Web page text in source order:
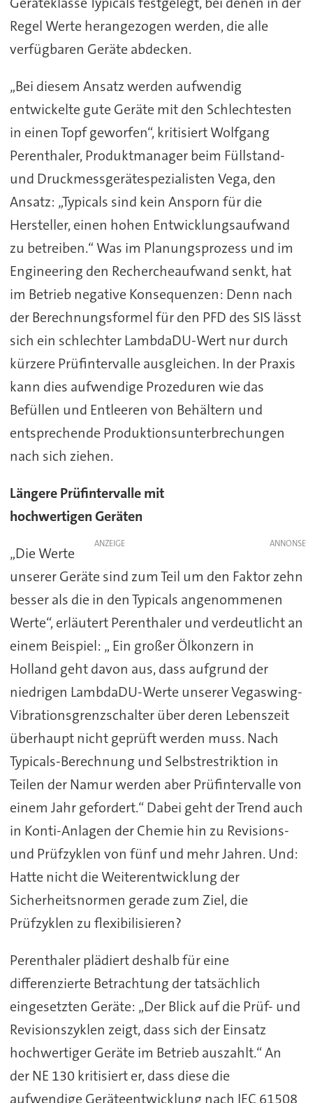
Regel Werte herangezogen werden, die alle
verfügbaren Geräte abdecken.
„Bei diesem Ansatz werden aufwendig
entwickelte gute Geräte mit den Schlechtesten
in einen Topf geworfen“, kritisiert Wolfgang
Perenthaler, Produktmanager beim Füllstand-
und Druckmessgerätespezialisten Vega, den
Ansatz: „Typicals sind kein Ansporn für die
Hersteller, einen hohen Entwicklungsaufwand
zu betreiben.“ Was im Planungsprozess und im
Engineering den Rechercheaufwand senkt, hat
im Betrieb negative Konsequenzen: Denn nach
der Berechnungsformel für den PFD des SIS lässt
sich ein schlechter LambdaDU-Wert nur durch
kürzere Prüfintervalle ausgleichen. In der Praxis
kann dies aufwendige Prozeduren wie das
Befüllen und Entleeren von Behältern und
entsprechende Produktionsunterbrechungen
nach sich ziehen.
Längere Prüfintervalle mit
hochwertigen Geräten
ANZEIGE
„Die Werte
unserer Geräte sind zum Teil um den Faktor zehn
besser als die in den Typicals angenommenen
Werte“, erläutert Perenthaler und verdeutlicht an
einem Beispiel: „ Ein großer Ölkonzern in
Holland geht davon aus, dass aufgrund der
niedrigen LambdaDU-Werte unserer Vegaswing-
Vibrationsgrenzschalter über deren Lebenszeit
überhaupt nicht geprüft werden muss. Nach
Typicals-Berechnung und Selbstrestriktion in
Teilen der Namur werden aber Prüfintervalle von
einem Jahr gefordert.“ Dabei geht der Trend auch
in Konti-Anlagen der Chemie hin zu Revisions-
und Prüfzyklen von fünf und mehr Jahren. Und:
Hatte nicht die Weiterentwicklung der
Sicherheitsnormen gerade zum Ziel, die
Prüfzyklen zu flexibilisieren?
Perenthaler plädiert deshalb für eine
differenzierte Betrachtung der tatsächlich
eingesetzten Geräte: „Der Blick auf die Prüf- und
Revisionszyklen zeigt, dass sich der Einsatz
hochwertiger Geräte im Betrieb auszahlt.“ An
der NE 130 kritisiert er, dass diese die
aufwendige Geräteentwicklung nach IEC 61508